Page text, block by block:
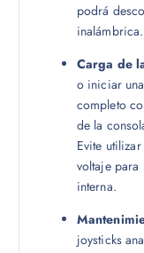
podrá
inalámbrica.
Carga de
o iniciar
completo
de la
Evite
voltaje
interna.
joysticks